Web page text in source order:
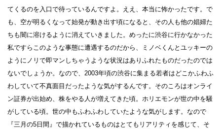
てくるのを入口で待っているんですよ。ええ、本当に怖かったです。で
も、空が明るくなって始発が動き出す頃になると、その人も他の娼婦た
ちも闇に溶けるように消えていきました。めったに渋谷に行かなかった
私ですらこのような事態に遭遇するのだから、ミノベくんとユッキーの
ようにノリで即マンしちゃうような状況はありふれたものだったのでは
ないでしょうか。なので、2003年頃の渋谷に集まる若者はどこかふわふ
わしていて不真面目だったような気がするんです。そのころはオンライ
ン証券が出始め、株をやる人が増えてきた頃。ホリエモンが世の中を騒
がしている頃。世の中もふわふわしていたような気がします。なので
『三月の5日間』で描かれているものはとてもリアリティを感じて、そ